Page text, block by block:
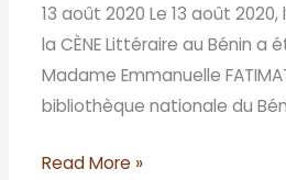
13 août 2020 Le 13 août
la CÈNE Littéraire au Bénin a
Madame Emmanuelle
bibliothèque nationale du
Read More »